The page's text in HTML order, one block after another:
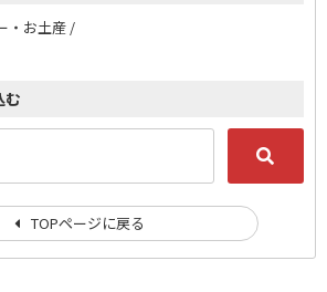
・お土産 /
む
TOPページに戻る